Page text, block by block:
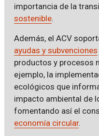
importancia de la
sostenible.
Además, el ACV
ayudas y subvenciones
productos y procesos
ejemplo, la
ecológicos que
impacto ambiental de
fomentando así el
economía circular.